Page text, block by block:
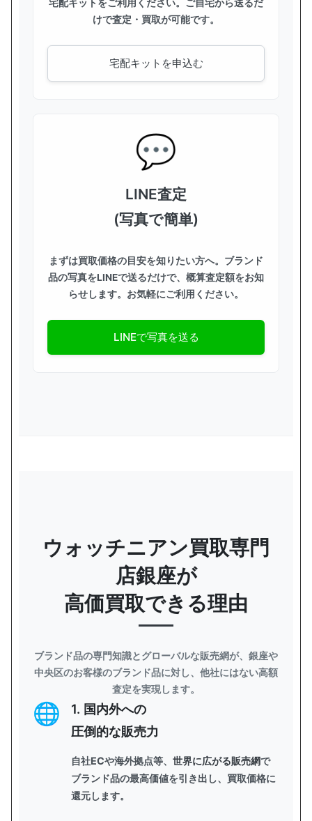
宅配キットをご利用ください。ご自宅から送るだ
けで査定・買取が可能です。
宅配キットを申込む
LINE査定
(写真で簡単)
まずは買取価格の目安を知りたい方へ。ブランド
品の写真をLINEで送るだけで、概算査定額をお知
らせします。お気軽にご利用ください。
LINEで写真を送る
ウォッチニアン買取専門
店銀座が
高価買取できる理由
ブランド品の専門知識とグローバルな販売網が、銀座や
中央区のお客様のブランド品に対し、他社にはない高額
査定を実現します。
1. 国内外への
圧倒的な販売力
自社ECや海外拠点等、 世界に広がる販売網で
ブランド品の最高価値を引き出し、買取価格に
還元します。